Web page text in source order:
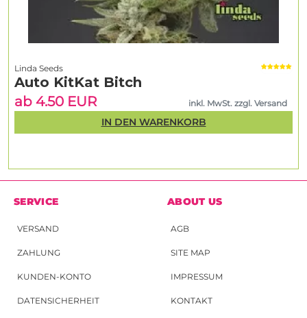
Linda Seeds
Auto KitKat Bitch
ab 4.50 EUR
inkl. MwSt. zzgl. Versand
IN DEN WARENKORB
SERVICE
VERSAND
ZAHLUNG
KUNDEN-KONTO
DATENSICHERHEIT
ABOUT US
AGB
SITE MAP
IMPRESSUM
KONTAKT